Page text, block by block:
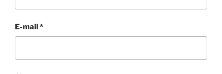
E-mail*